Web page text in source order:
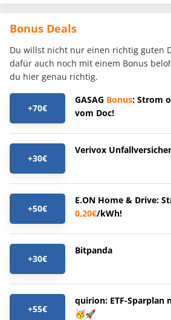
Bonus Deals
Du willst nicht nur einen richtig guten
dafür auch noch mit einem Bonus
du hier genau richtig.
+70€
GASAG Bonus: Strom
vom Doc!
+30€
Verivox
+50€
E.ON Home & Drive:
0,20€/kWh!
+30€
Bitpanda
+55€
quirion: ETF-Sparplan
🥳🚀